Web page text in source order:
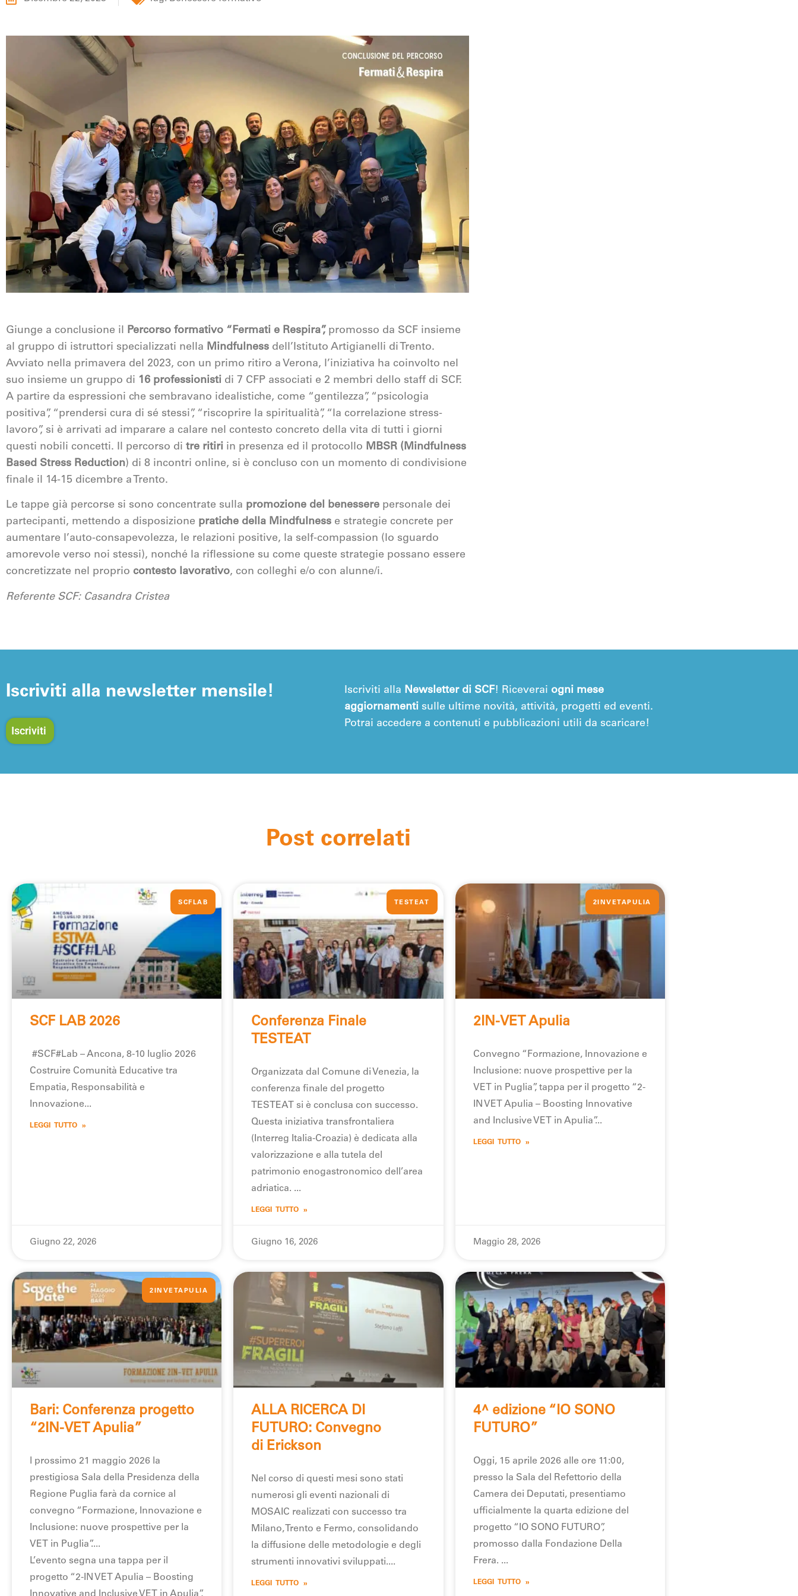
Giunge a conclusione il Percorso formativo “Fermati e Respira”, promosso da SCF insieme
al gruppo di istruttori specializzati nella Mindfulness dell’Istituto Artigianelli di Trento.
Avviato nella primavera del 2023, con un primo ritiro a Verona, l’iniziativa ha coinvolto nel
suo insieme un gruppo di 16 professionisti di 7 CFP associati e 2 membri dello staff di SCF.
A partire da espressioni che sembravano idealistiche, come “gentilezza”, “psicologia
positiva”, “prendersi cura di sé stessi”, “riscoprire la spiritualità”, “la correlazione stress-
lavoro”, si è arrivati ad imparare a calare nel contesto concreto della vita di tutti i giorni
questi nobili concetti. Il percorso di tre ritiri in presenza ed il protocollo MBSR (Mindfulness
Based Stress Reduction) di 8 incontri online, si è concluso con un momento di condivisione
finale il 14-15 dicembre a Trento.
Le tappe già percorse si sono concentrate sulla promozione del benessere personale dei
partecipanti, mettendo a disposizione pratiche della Mindfulness e strategie concrete per
aumentare l’auto-consapevolezza, le relazioni positive, la self-compassion (lo sguardo
amorevole verso noi stessi), nonché la riflessione su come queste strategie possano essere
concretizzate nel proprio contesto lavorativo, con colleghi e/o con alunne/i.
Referente SCF: Casandra Cristea
Iscriviti alla newsletter mensile!
Iscriviti
Iscriviti alla Newsletter di SCF! Riceverai ogni mese
aggiornamenti sulle ultime novità, attività, progetti ed eventi.
Potrai accedere a contenuti e pubblicazioni utili da scaricare!
Post correlati
SCFLAB
SCF LAB 2026
#SCF#Lab – Ancona, 8-10 luglio 2026
Costruire Comunità Educative tra
Empatia, Responsabilità e
Innovazione
LEGGI TUTTO »
Giugno 22, 2026
TESTEAT
Conferenza Finale
TESTEAT
Organizzata dal Comune di Venezia, la
conferenza finale del progetto
TESTEAT si è conclusa con successo.
Questa iniziativa transfrontaliera
(Interreg Italia-Croazia) è dedicata alla
valorizzazione e alla tutela del
patrimonio enogastronomico dell’area
adriatica.
LEGGI TUTTO »
Giugno 16, 2026
2INVETAPULIA
2IN-VET Apulia
Convegno “Formazione, Innovazione e
Inclusione: nuove prospettive per la
VET in Puglia”, tappa per il progetto “2-
IN VET Apulia – Boosting Innovative
and Inclusive VET in Apulia”
LEGGI TUTTO »
Maggio 28, 2026
2INVETAPULIA
Bari: Conferenza progetto
“2IN-VET Apulia”
l prossimo 21 maggio 2026 la
prestigiosa Sala della Presidenza della
Regione Puglia farà da cornice al
convegno “Formazione, Innovazione e
Inclusione: nuove prospettive per la
VET in Puglia”.
L’evento segna una tappa per il
progetto “2-IN VET Apulia – Boosting
Innovative and Inclusive VET in Apulia”,
ALLA RICERCA DI
FUTURO: Convegno
di Erickson
Nel corso di questi mesi sono stati
numerosi gli eventi nazionali di
MOSAIC realizzati con successo tra
Milano, Trento e Fermo, consolidando
la diffusione delle metodologie e degli
strumenti innovativi sviluppati.
LEGGI TUTTO »
4^ edizione “IO SONO
FUTURO”
Oggi, 15 aprile 2026 alle ore 11:00,
presso la Sala del Refettorio della
Camera dei Deputati, presentiamo
ufficialmente la quarta edizione del
progetto “IO SONO FUTURO”,
promosso dalla Fondazione Della
Frera.
LEGGI TUTTO »